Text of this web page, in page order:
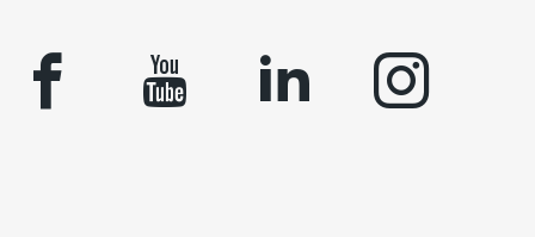
facebook youtube linkedin instagram